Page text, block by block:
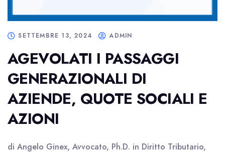
SETTEMBRE 13, 2024 ADMIN
AGEVOLATI I PASSAGGI
GENERAZIONALI DI
AZIENDE, QUOTE SOCIALI E
AZIONI
di Angelo Ginex, Avvocato, Ph.D. in Diritto Tributario,